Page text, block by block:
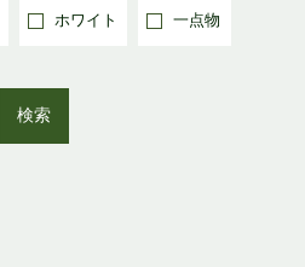
ホワイト 一点物
検索